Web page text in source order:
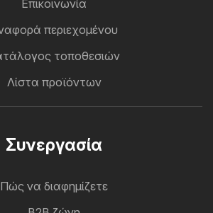
Επικοινωνία
περιεχομένου
τοποθεσιών
Λίστα προϊόντων
Συνεργασία
Πώς να διαφημίζετε